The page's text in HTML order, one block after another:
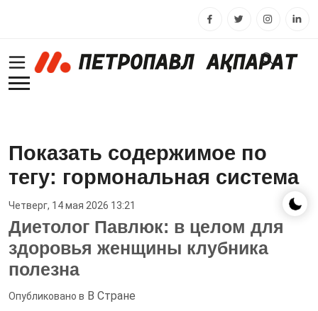
Показать содержимое по
тегу: гормональная система
Четверг, 14 мая 2026 13:21
Диетолог Павлюк: в целом для
здоровья женщины клубника
полезна
Опубликовано в В Стране